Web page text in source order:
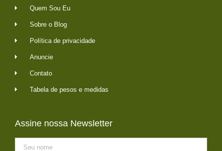
Quem Sou Eu
Sobre o Blog
Política de privacidade
Anuncie
Contato
Tabela de pesos e medidas
Assine nossa Newsletter